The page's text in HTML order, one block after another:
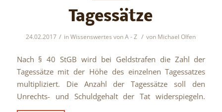
Tagessätze
24.02.2017 / inWissenswertes von A - Z / von Michael Olfen
Nach § 40 StGB wird bei Geldstrafen die Zahl der
Tagessätze mit der Höhe des einzelnen Tagessatzes
multipliziert. Die Anzahl der Tagessätze soll den
Unrechts- und Schuldgehalt der Tat widerspiegeln.